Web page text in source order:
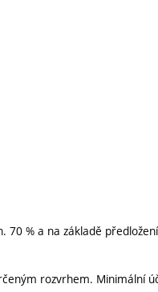
% a na základě
rozvrhem. Minimální